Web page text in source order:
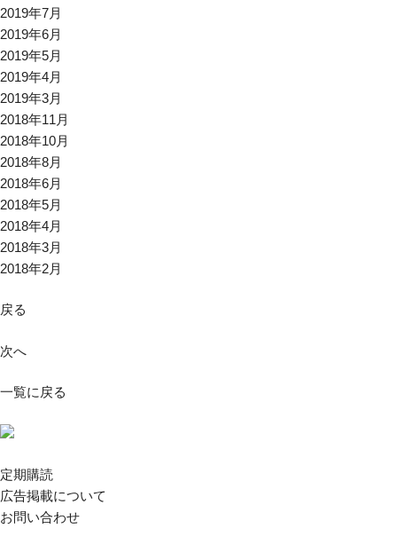
2019年7月
2019年6月
2019年5月
2019年4月
2019年3月
2018年11月
2018年10月
2018年8月
2018年6月
2018年5月
2018年4月
2018年3月
2018年2月
戻る
次へ
一覧に戻る
定期購読
広告掲載について
お問い合わせ